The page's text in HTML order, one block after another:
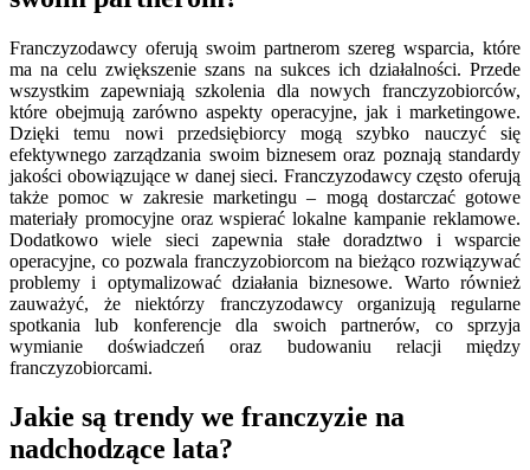
Franczyzodawcy oferują swoim partnerom szereg wsparcia, które
ma na celu zwiększenie szans na sukces ich działalności. Przede
wszystkim zapewniają szkolenia dla nowych franczyzobiorców,
które obejmują zarówno aspekty operacyjne, jak i marketingowe.
Dzięki temu nowi przedsiębiorcy mogą szybko nauczyć się
efektywnego zarządzania swoim biznesem oraz poznają standardy
jakości obowiązujące w danej sieci. Franczyzodawcy często oferują
także pomoc w zakresie marketingu – mogą dostarczać gotowe
materiały promocyjne oraz wspierać lokalne kampanie reklamowe.
Dodatkowo wiele sieci zapewnia stałe doradztwo i wsparcie
operacyjne, co pozwala franczyzobiorcom na bieżąco rozwiązywać
problemy i optymalizować działania biznesowe. Warto również
zauważyć, że niektórzy franczyzodawcy organizują regularne
spotkania lub konferencje dla swoich partnerów, co sprzyja
wymianie doświadczeń oraz budowaniu relacji między
franczyzobiorcami.
Jakie są trendy we franczyzie na
nadchodzące lata?